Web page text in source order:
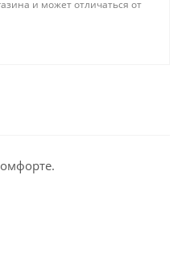
и может отличаться от